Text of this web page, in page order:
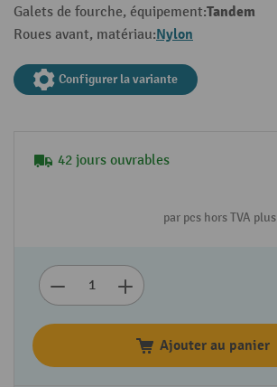
Galets de fourche, équipement:Tandem
Roues avant, matériau:Nylon
Configurer la variante
42 jours ouvrables
par pcs hors TVA plus
Ajouter au panier